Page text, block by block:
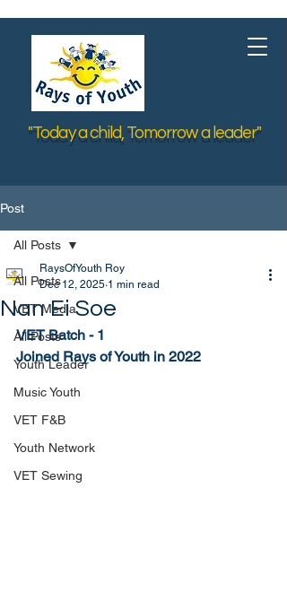
"Today a child, Tomorrow a leader"
Post
All Posts
VET Media
All Posts
Youth Leader
Music Youth
VET F&B
Youth Network
VET Sewing
All Posts
Nan Ei Soe
RaysOfYouth Roy
Dec 12, 2025 1 min read
VET Batch - 1
Joined Rays of Youth in 2022